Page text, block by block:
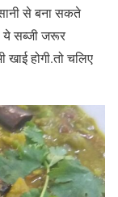
से बना सकते
सब्जी जरूर
होगी.तो चलिए